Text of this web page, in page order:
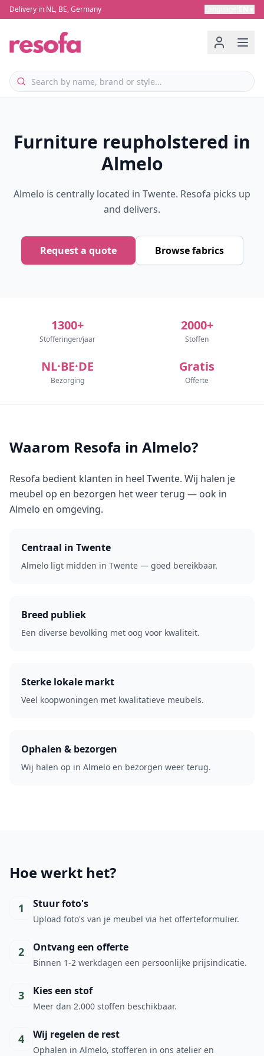
Delivery in NL, BE, Germany
Furniture reupholstered in
Almelo
Almelo is centrally located in Twente. Resofa picks up
and delivers.
Request a quote Browse fabrics
1300+
Stofferingen/jaar
2000+
Stoffen
NL·BE·DE
Bezorging
Gratis
Offerte
Waarom Resofa in Almelo?
Resofa bedient klanten in heel Twente. Wij halen je
meubel op en bezorgen het weer terug — ook in
Almelo en omgeving.
Centraal in Twente
Almelo ligt midden in Twente — goed bereikbaar.
Breed publiek
Een diverse bevolking met oog voor kwaliteit.
Sterke lokale markt
Veel koopwoningen met kwalitatieve meubels.
Ophalen & bezorgen
Wij halen op in Almelo en bezorgen weer terug.
Hoe werkt het?
1 Stuur foto's
Upload foto's van je meubel via het offerteformulier.
2 Ontvang een offerte
Binnen 1-2 werkdagen een persoonlijke prijsindicatie.
3 Kies een stof
Meer dan 2.000 stoffen beschikbaar.
4 Wij regelen de rest
Ophalen in Almelo, stofferen in ons atelier en